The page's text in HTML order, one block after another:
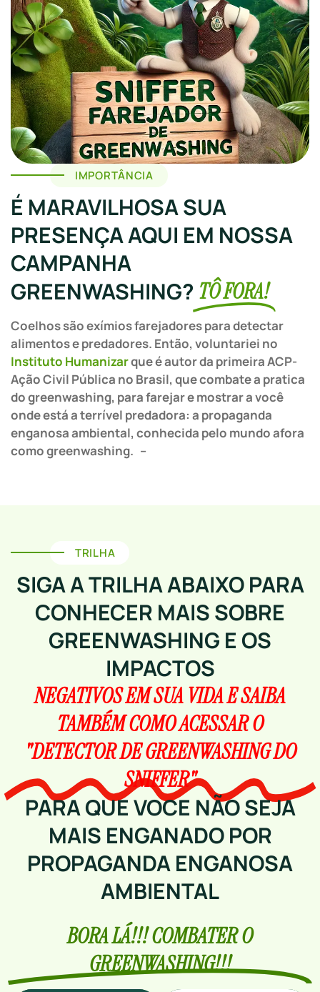
IMPORTÂNCIA
É MARAVILHOSA SUA
PRESENÇA AQUI EM NOSSA
CAMPANHA
GREENWASHING? TÔ FORA!
Coelhos são exímios farejadores para detectar
alimentos e predadores. Então, voluntariei no
Instituto Humanizarque é autor da primeira ACP-
Ação Civil Pública no Brasil, que combate a pratica
do greenwashing, para farejar e mostrar a você
onde está a terrível predadora: a propaganda
enganosa ambiental, conhecida pelo mundo afora
como greenwashing. –
TRILHA
SIGA A TRILHA ABAIXO PARA
CONHECER MAIS SOBRE
GREENWASHING E OS
IMPACTOS
NEGATIVOS EM SUA VIDA E SAIBA
TAMBÉM COMO ACESSAR O
"DETECTOR DE GREENWASHING DO
SNIFFER"
PARA QUE VOCE NÃO SEJA
MAIS ENGANADO POR
PROPAGANDA ENGANOSA
AMBIENTAL
BORA LÁ!!! COMBATER O
GREENWASHING!!!